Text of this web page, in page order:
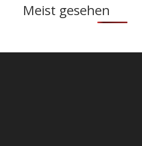
Meist gesehen